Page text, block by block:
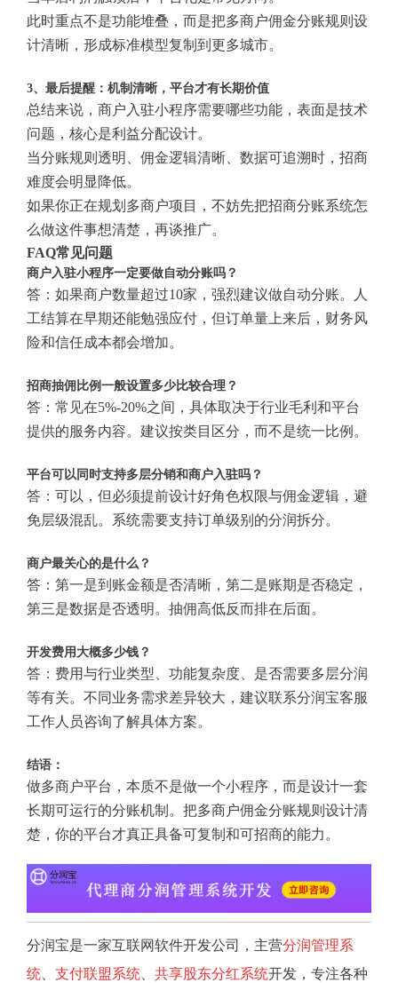
此时重点不是功能堆叠，而是把多商户佣金分账规则设
计清晰，形成标准模型复制到更多城市。
3、最后提醒：机制清晰，平台才有长期价值
总结来说，商户入驻小程序需要哪些功能，表面是技术
问题，核心是利益分配设计。
当分账规则透明、佣金逻辑清晰、数据可追溯时，招商
难度会明显降低。
如果你正在规划多商户项目，不妨先把招商分账系统怎
么做这件事想清楚，再谈推广。
FAQ常见问题
商户入驻小程序一定要做自动分账吗？
答：如果商户数量超过10家，强烈建议做自动分账。人
工结算在早期还能勉强应付，但订单量上来后，财务风
险和信任成本都会增加。
招商抽佣比例一般设置多少比较合理？
答：常见在5%-20%之间，具体取决于行业毛利和平台
提供的服务内容。建议按类目区分，而不是统一比例。
平台可以同时支持多层分销和商户入驻吗？
答：可以，但必须提前设计好角色权限与佣金逻辑，避
免层级混乱。系统需要支持订单级别的分润拆分。
商户最关心的是什么？
答：第一是到账金额是否清晰，第二是账期是否稳定，
第三是数据是否透明。抽佣高低反而排在后面。
开发费用大概多少钱？
答：费用与行业类型、功能复杂度、是否需要多层分润
等有关。不同业务需求差异较大，建议联系分润宝客服
工作人员咨询了解具体方案。
结语：
做多商户平台，本质不是做一个小程序，而是设计一套
长期可运行的分账机制。把多商户佣金分账规则设计清
楚，你的平台才真正具备可复制和可招商的能力。
分润宝是一家互联网软件开发公司，主营分润管理系
统
支付联盟系统 共享股东分红系统开发，专注各种